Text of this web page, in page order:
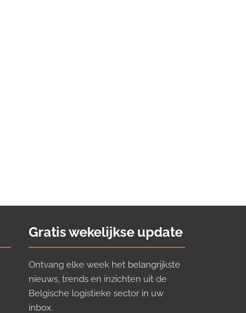
Gratis wekelijkse update
Ontvang elke week het belangrijkste
nieuws, trends en inzichten uit de
Belgische logistieke sector in uw
inbox.